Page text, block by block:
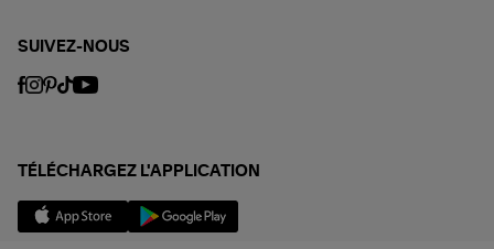
SUIVEZ-NOUS
TÉLÉCHARGEZ L'APPLICATION